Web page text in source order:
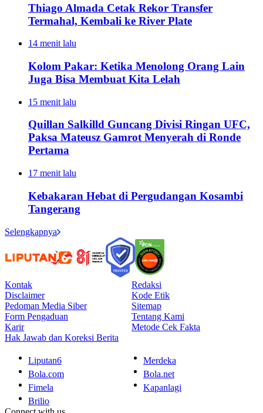
Thiago Almada Cetak Rekor Transfer
Termahal, Kembali ke River Plate
14 menit lalu
Kolom Pakar: Ketika Menolong Orang Lain
Juga Bisa Membuat Kita Lelah
15 menit lalu
Quillan Salkilld Guncang Divisi Ringan UFC,
Paksa Mateusz Gamrot Menyerah di Ronde
Pertama
17 menit lalu
Kebakaran Hebat di Pergudangan Kosambi
Tangerang
Selengkapnya
Kontak
Redaksi
Disclaimer
Kode Etik
Pedoman Media Siber
Sitemap
Form Pengaduan
Tentang Kami
Karir
Metode Cek Fakta
Hak Jawab dan Koreksi Berita
Liputan6
Merdeka
Bola.com
Bola.net
Fimela
Kapanlagi
Brilio